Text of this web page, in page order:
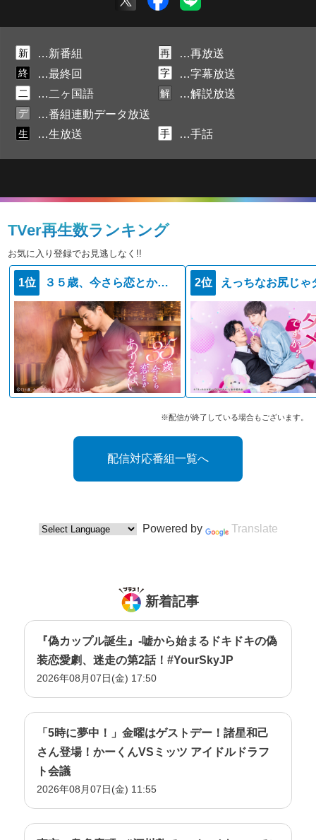
新 …新番組 再 …再放送
終 …最終回 字 …字幕放送
二 …二ヶ国語 解 …解説放送
デ …番組連動データ放送
生 …生放送 手 …手話
TVer再生数ランキング
お気に入り登録でお見逃しなく!!
1位 ３５歳、今さら恋とかありえない 2位
※配信が終了している場合もございます。
配信対応番組一覧へ
Powered by Translate
新着記事
『偽カップル誕生』-嘘から始まるドキドキの偽
装恋愛劇、迷走の第2話！#YourSkyJP
2026年08月07日(金) 17:50
「5時に夢中！」金曜はゲストデー！諸星和己
さん登場！かーくんVSミッツ アイドルドラフ
ト会議
2026年08月07日(金) 11:55